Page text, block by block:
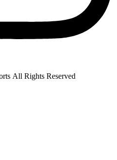
Copyright © 2024 Real Motosports All Rights Reserved